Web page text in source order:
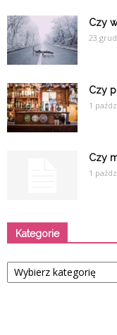
Czy
23
Czy
1
Czy
1
Kategorie
Kategorie